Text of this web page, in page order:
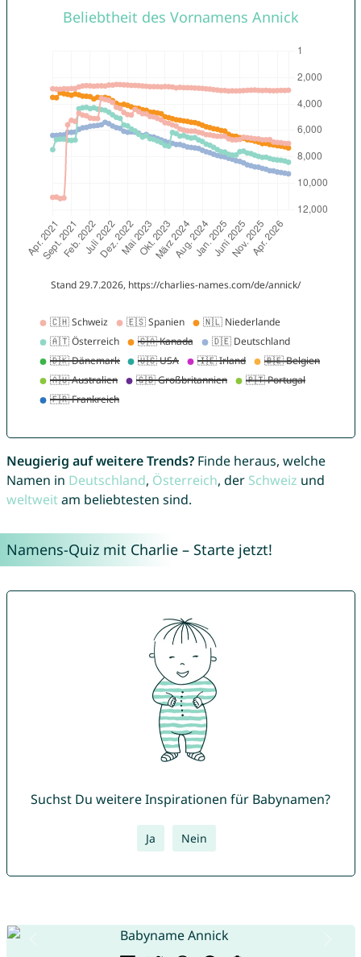
Neugierig auf weitere Trends?Finde heraus, welche
Namen in Deutschland, Österreich, der Schweiz und
weltweitam beliebtesten sind.
Namens-Quiz mit Charlie – Starte jetzt!
Suchst Du weitere Inspirationen für Babynamen?
Ja Nein